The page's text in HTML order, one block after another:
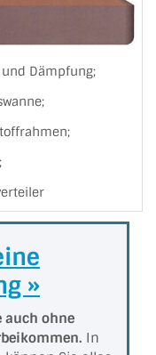
Dämpfung;
»
auch ohne
In